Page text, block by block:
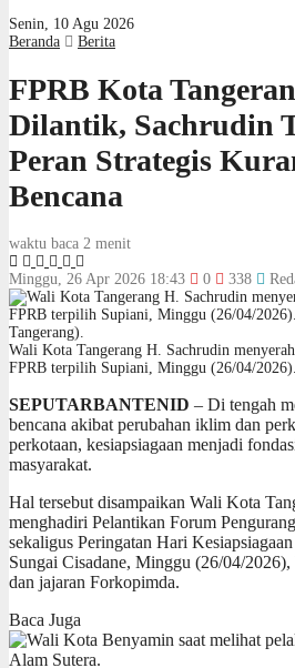
Senin, 10 Agu 2026
Beranda
Berita
FPRB Kota
Dilantik, Sachrudin
Peran Strategis
Bencana
waktu baca 2 menit
Minggu, 26 Apr 2026 18:43 0 338
Wali Kota Tangerang H. Sachrudin
FPRB terpilih Supiani, Minggu (26/04/
SEPUTARBANTENID – Di tengah
bencana akibat perubahan iklim dan
perkotaan, kesiapsiagaan menjadi
masyarakat.
Hal tersebut disampaikan Wali Kota
menghadiri Pelantikan Forum
sekaligus Peringatan Hari
Sungai Cisadane, Minggu (26/04/
dan jajaran Forkopimda.
Baca Juga